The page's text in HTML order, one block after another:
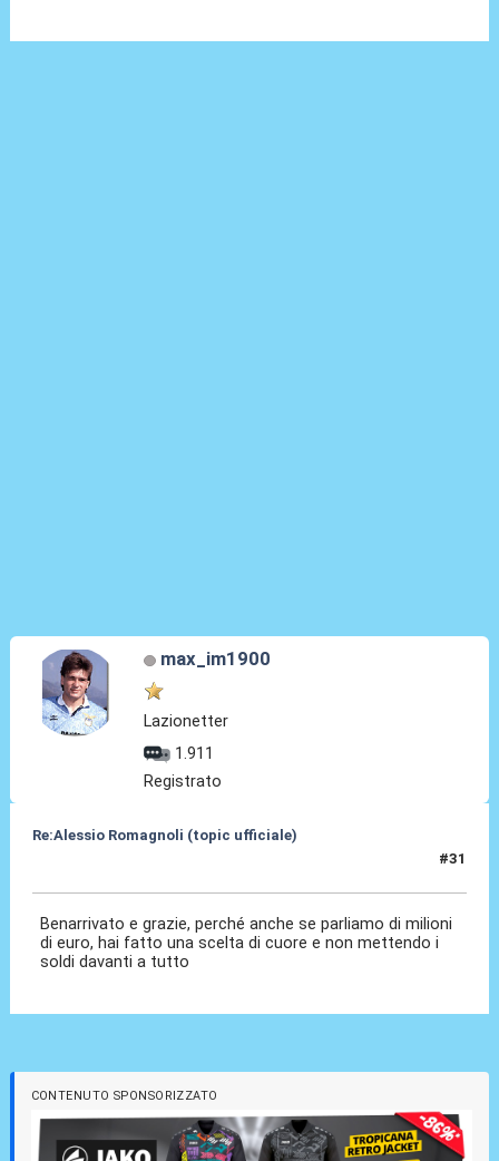
max_im1900
Lazionetter
1.911
Registrato
Re:Alessio Romagnoli (topic ufficiale)
#31
Benarrivato e grazie, perché anche se parliamo di milioni
di euro, hai fatto una scelta di cuore e non mettendo i
soldi davanti a tutto
CONTENUTO SPONSORIZZATO